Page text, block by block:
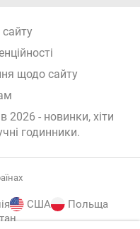
сайту
щодо сайту
2026 - новинки, хіти
годинники.
США
Польща